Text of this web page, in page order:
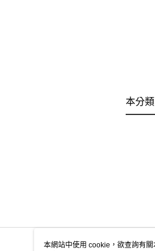
本分
本網站中使用 cookie，欲查詢有